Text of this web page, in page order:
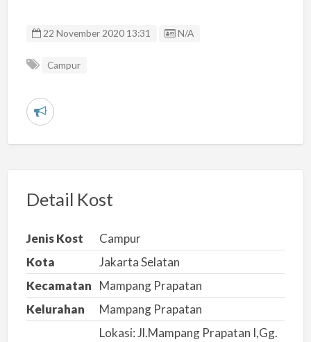
22 November 2020 13:31 Listing ID
N/A
Campur
L
r
n
m
a
s
a
Detail Kost
Jenis Kost
Campur
Kota
Jakarta Selatan
Kecamatan
Mampang Prapatan
Kelurahan
Mampang Prapatan
Lokasi: Jl.Mampang Prapatan I,Gg.